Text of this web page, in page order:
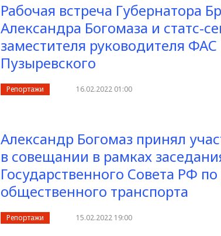
Рабочая встреча Губернатора
Александра Богомаза и статс-
заместителя руководителя ФАС
Пузыревского
Репортажи 16.02.2022 01:00
Александр Богомаз принял
в совещании в рамках
Государственного Совета РФ
общественного транспорта
Репортажи 15.02.2022 19:00